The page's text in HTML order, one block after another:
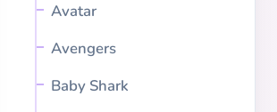
Avatar
Avengers
Baby Shark